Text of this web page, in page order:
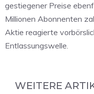
gestiegener Preise
Millionen Abonnenten
Aktie reagierte
Entlassungswelle.
WEITERE